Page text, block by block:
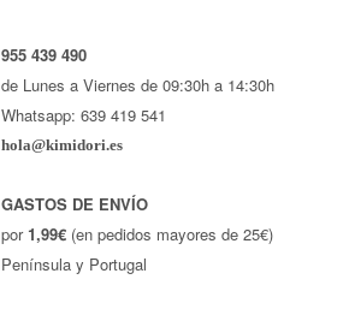
955 439 490
de Lunes a Viernes de 09:30h a 14:30h
Whatsapp: 639 419 541
hola@kimidori.es
GASTOS DE ENVÍO
por 1,99€ (en pedidos mayores de 25€)
Península y Portugal